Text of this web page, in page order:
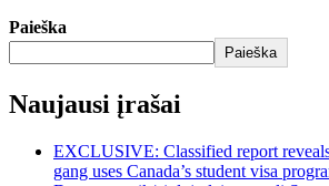
Paieška
Paieška
Naujausi įrašai
EXCLUSIVE: Classified report
gang uses Canada’s student visa